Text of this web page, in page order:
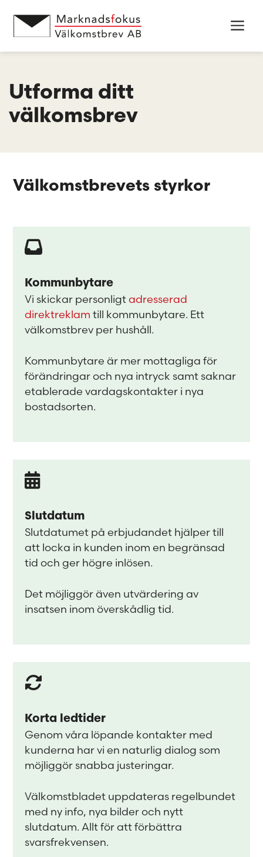
innehåll
Utforma ditt
välkomsbrev
Välkomstbrevets styrkor
Kommunbytare
Vi skickar personligtadresserad
direktreklam till kommunbytare. Ett
välkomstbrev per hushåll.
Kommunbytare är mer mottagliga för
förändringar och nya intryck samt saknar
etablerade vardagskontakter i nya
bostadsorten.
Slutdatum
Slutdatumet på erbjudandet hjälper till
att locka in kunden inom en begränsad
tid och ger högre inlösen.
Det möjliggör även utvärdering av
insatsen inom överskådlig tid.
Korta ledtider
Genom våra löpande kontakter med
kunderna har vi en naturlig dialog som
möjliggör snabba justeringar.
Välkomstbladet uppdateras regelbundet
med ny info, nya bilder och nytt
slutdatum. Allt för att förbättra
svarsfrekvensen.